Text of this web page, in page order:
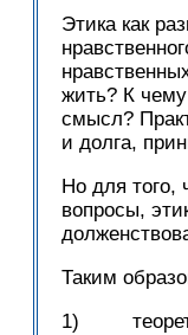
Этика как
жить? К чему
смысл?
и долга,
Но для
вопросы,
Таким
1)